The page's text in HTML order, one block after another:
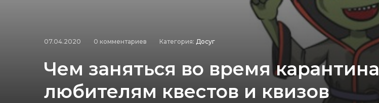
07.04.2020 0 комментариев Категория: Досуг
Чем заняться во время карантина
любителям квестов и квизов